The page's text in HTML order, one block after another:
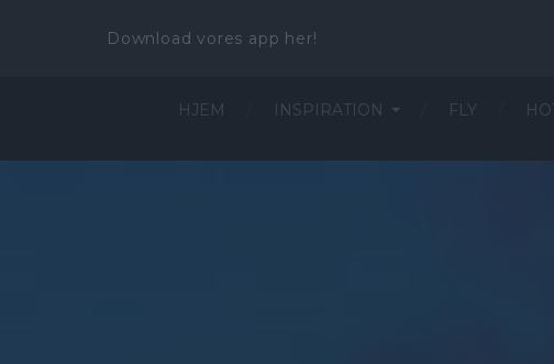
Download vores app her!
HJEM INSPIRATION FLY